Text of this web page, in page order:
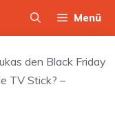
Menü
den Black Friday
TV Stick? –